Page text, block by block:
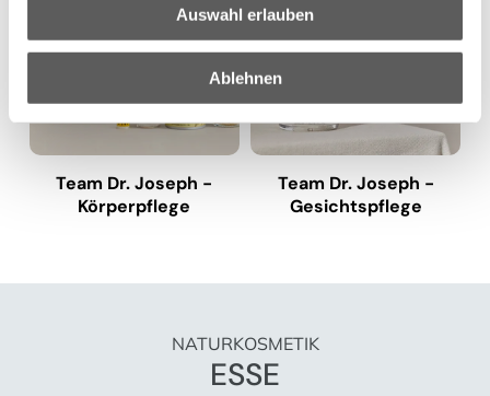
Auswahl erlauben
Ablehnen
Team Dr. Joseph -
Körperpflege
Team Dr. Joseph -
Gesichtspflege
NATURKOSMETIK
ESSE